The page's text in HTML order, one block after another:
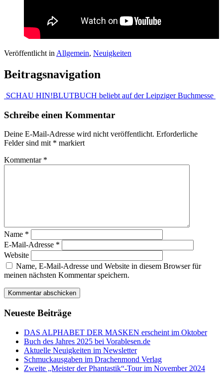
Veröffentlicht in Allgemein, Neuigkeiten
Beitragsnavigation
SCHAU HIN!BLUTBUCH beliebt auf der Leipziger Buchmesse
Schreibe einen Kommentar
Deine E-Mail-Adresse wird nicht veröffentlicht. Erforderliche
Felder sind mit * markiert
Kommentar *
Name *
E-Mail-Adresse *
Website
Name, E-Mail-Adresse und Website in diesem Browser für
meinen nächsten Kommentar speichern.
Neueste Beiträge
DAS ALPHABET DER MASKEN erscheint im Oktober
Buch des Jahres 2025 bei Vorablesen.de
Aktuelle Neuigkeiten im Newsletter
Schmuckausgaben im Drachenmond Verlag
Zweite „Meister der Phantastik“-Tour im November 2024